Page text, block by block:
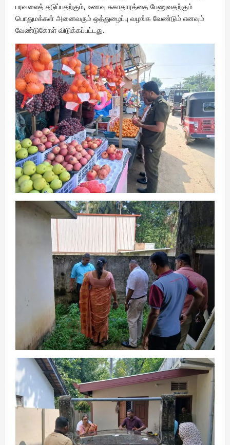
பரவலைத் தடுப்பதற்கும், உணவு சுகாதாரத்தை பேணுவதற்கும்
பொதுமக்கள் அனைவரும் ஒத்துழைப்பு வழங்க வேண்டும் எனவும்
வேண்டுகோள் விடுக்கப்பட்டது.